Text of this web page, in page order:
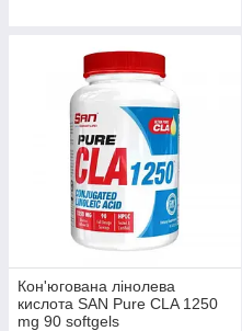
Кон'югована лінолева
кислота SAN Pure CLA 1250
mg 90 softgels